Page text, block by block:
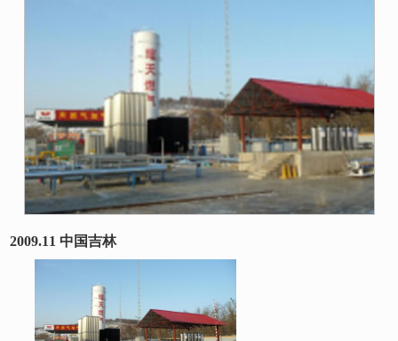
2009.11 中国吉林